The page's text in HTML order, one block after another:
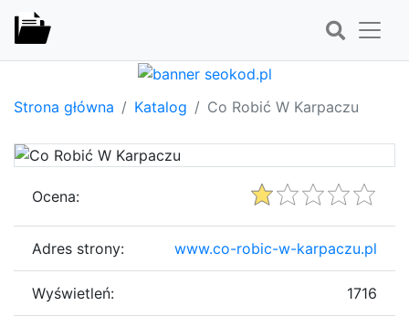
Strona główna Katalog Co Robić W Karpaczu
Ocena:
Adres strony: www.co-robic-w-karpaczu.pl
Wyświetleń: 1716